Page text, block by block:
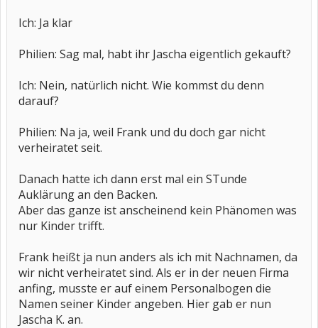
Ich: Ja klar
Philien: Sag mal, habt ihr Jascha eigentlich gekauft?
Ich: Nein, natürlich nicht. Wie kommst du denn
darauf?
Philien: Na ja, weil Frank und du doch gar nicht
verheiratet seit.
Danach hatte ich dann erst mal ein STunde
Auklärung an den Backen.
Aber das ganze ist anscheinend kein Phänomen was
nur Kinder trifft.
Frank heißt ja nun anders als ich mit Nachnamen, da
wir nicht verheiratet sind. Als er in der neuen Firma
anfing, musste er auf einem Personalbogen die
Namen seiner Kinder angeben. Hier gab er nun
Jascha K. an.